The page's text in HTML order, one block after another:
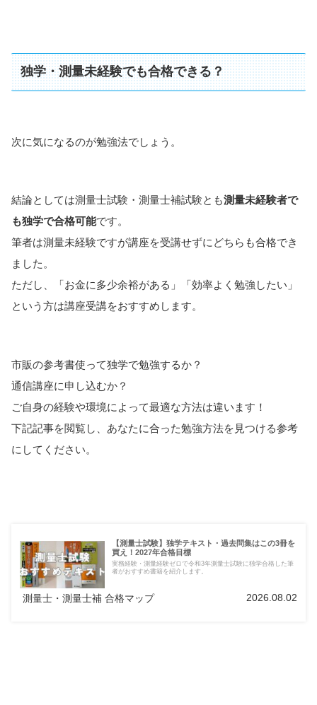
独学・測量未経験でも合格できる？
次に気になるのが勉強法でしょう。
結論としては測量士試験・測量士補試験とも測量未経験者で
も独学で合格可能です。
筆者は測量未経験ですが講座を受講せずにどちらも合格でき
ました。
ただし、「お金に多少余裕がある」「効率よく勉強したい」
という方は講座受講をおすすめします。
市販の参考書使って独学で勉強するか？
通信講座に申し込むか？
ご自身の経験や環境によって最適な方法は違います！
下記記事を閲覧し、あなたに合った勉強方法を見つける参考
にしてください。
【測量士試験】独学テキスト・過去問集はこの3冊を
買え！2027年合格目標
実務経験・測量経験ゼロで令和3年測量士試験に独学合格した筆
者がおすすめ書籍を紹介します。
測量士・測量士補 合格マップ 2026.08.02